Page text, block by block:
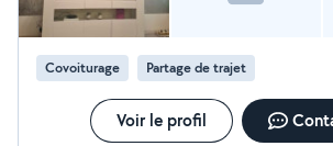
Covoiturage Partage de trajet
Voir le profil